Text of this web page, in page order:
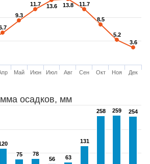
9.3
9.3
11.7
11.7 13.6
13.6 13.8
13.8 11.7
11.7
8.5
8.5
5.2
5.2
3.6
3.6
Май Июн Июл Авг Сен Окт Ноя Дек
осадков, мм
75
75 78
78
56
56 63
63
131
131
258
258 259
259 254
254